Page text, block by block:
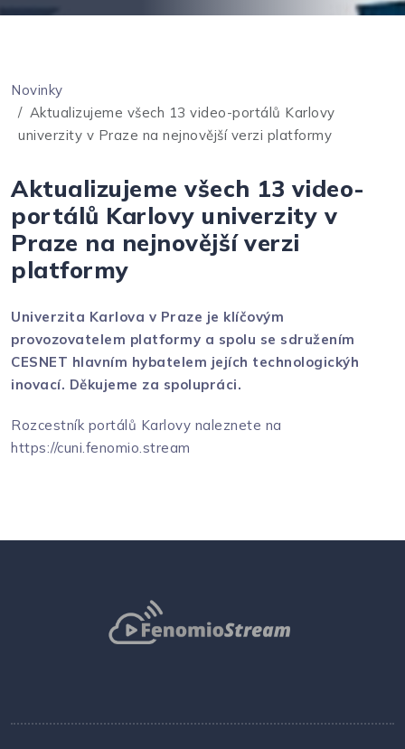
Novinky
Aktualizujeme všech 13 video-portálů Karlovy
univerzity v Praze na nejnovější verzi platformy
Aktualizujeme všech 13 video-
portálů Karlovy univerzity v
Praze na nejnovější verzi
platformy
Univerzita Karlova v Praze je klíčovým
provozovatelem platformy a spolu se sdružením
CESNET hlavním hybatelem jejích technologickýh
inovací. Děkujeme za spolupráci.
Rozcestník portálů Karlovy naleznete na
https://cuni.fenomio.stream